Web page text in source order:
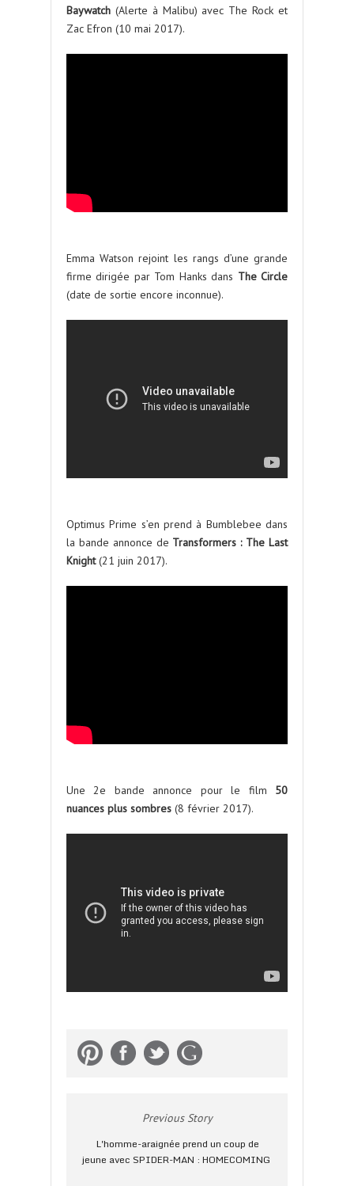
Baywatch (Alerte à Malibu) avec The Rock et
Zac Efron (10 mai 2017).
Emma Watson rejoint les rangs d’une grande
firme dirigée par Tom Hanks dans The Circle
(date de sortie encore inconnue).
Optimus Prime s’en prend à Bumblebee dans
la bande annonce de Transformers : The Last
Knight(21 juin 2017).
Une 2e bande annonce pour le film 50
nuances plus sombres (8 février 2017).
Previous Story
L'homme-araignée prend un coup de
jeune avec SPIDER-MAN : HOMECOMING